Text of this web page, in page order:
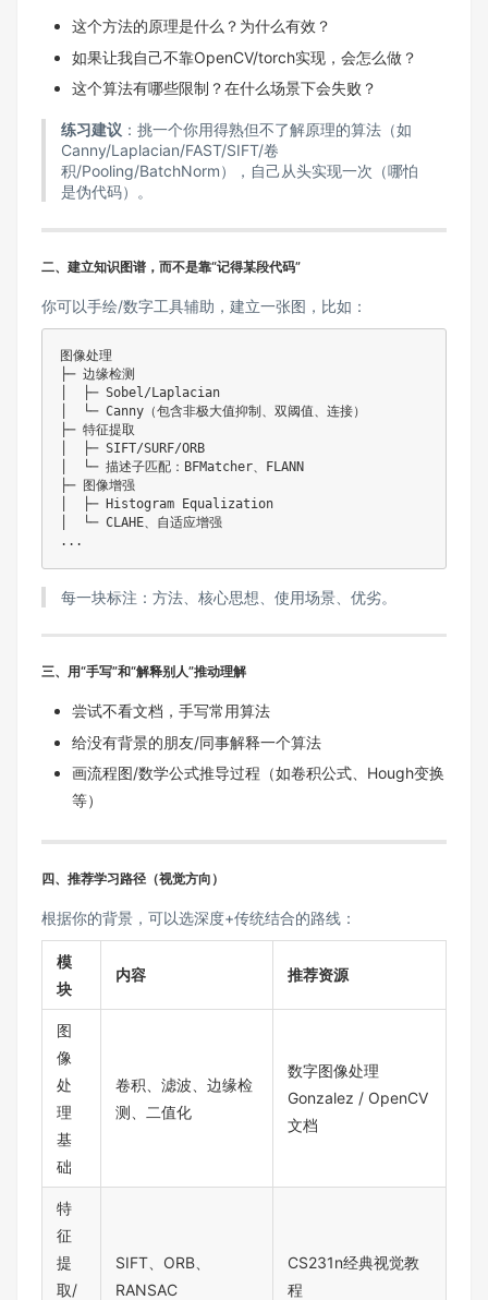
这个方法的原理是什么？为什么有效？
如果让我自己不靠OpenCV/torch实现，会怎么做？
这个算法有哪些限制？在什么场景下会失败？
练习建议 ：挑一个你用得熟但不了解原理的算法（如
Canny/Laplacian/FAST/SIFT/卷
积/Pooling/BatchNorm），自己从头实现一次（哪怕
是伪代码）。
二、 建立知识图谱，而不是靠“记得某段代码”
你可以手绘/数字工具辅助，建立一张图，比如：
图像处理
├─ 边缘检测
│  ├─ Sobel/Laplacian
│  └─ Canny（包含非极大值抑制、双阈值、连接）
├─ 特征提取
│  ├─ SIFT/SURF/ORB
│  └─ 描述子匹配：BFMatcher、FLANN
├─ 图像增强
│  ├─ Histogram Equalization
│  └─ CLAHE、自适应增强
每一块标注：方法、核心思想、使用场景、优劣。
三、 用“手写”和“解释别人”推动理解
尝试不看文档，手写常用算法
给没有背景的朋友/同事解释一个算法
画流程图/数学公式推导过程（如卷积公式、Hough变换
等）
四、 推荐学习路径（视觉方向）
根据你的背景，可以选深度+传统结合的路线：
模
块
内容 推荐资源
图
像
处
理
基
础
卷积、滤波、边缘检
测、二值化
数字图像处理
Gonzalez / OpenCV
文档
特
征
提
取/
SIFT、ORB、
RANSAC
CS231n经典视觉教
程